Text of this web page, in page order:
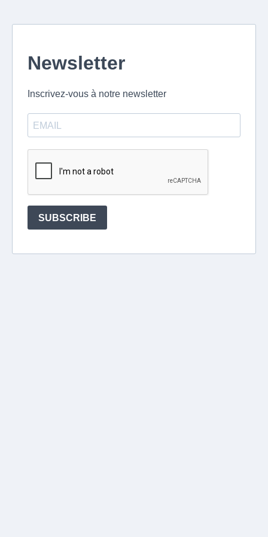
Newsletter
Inscrivez-vous à notre newsletter
SUBSCRIBE